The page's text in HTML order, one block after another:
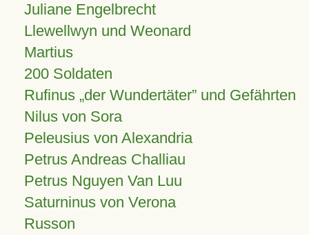
Juliane Engelbrecht
Llewellwyn und Weonard
Martius
200 Soldaten
Rufinus „der Wundertäter” und Gefährten
Nilus von Sora
Peleusius von Alexandria
Petrus Andreas Challiau
Petrus Nguyen Van Luu
Saturninus von Verona
Russon